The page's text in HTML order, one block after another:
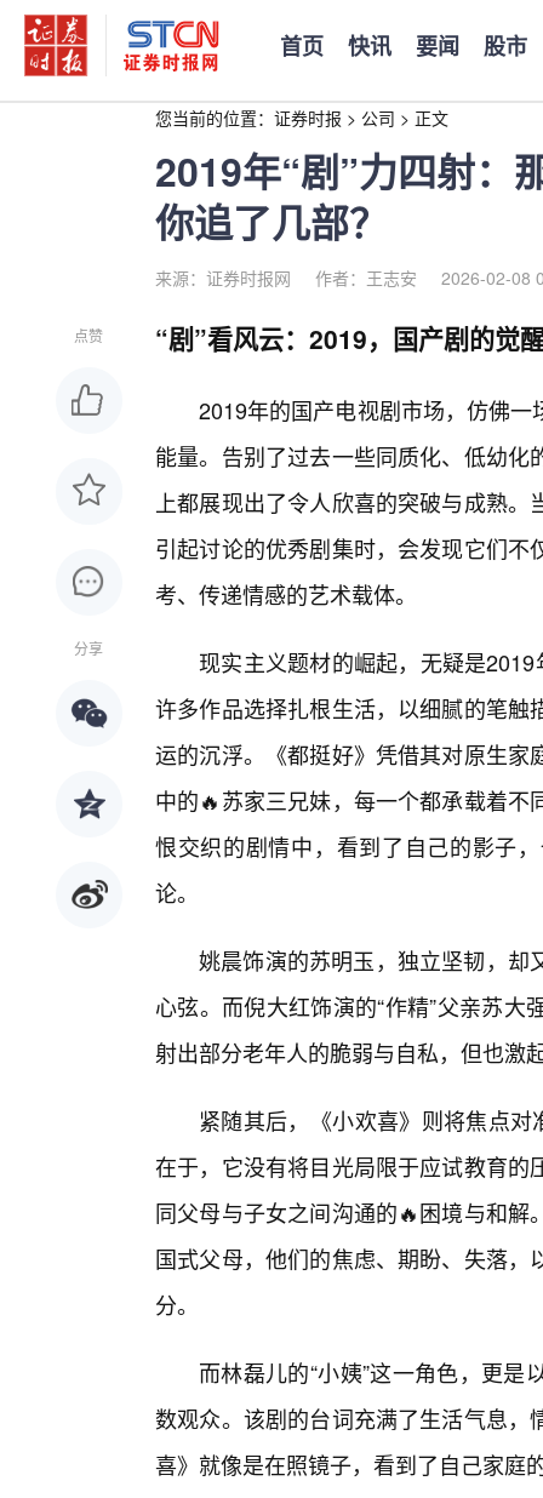
首页 快讯 要闻 股市
您当前的位置： 证券时报 > 公司 > 正文
2019年“剧”力四射：
你追了几部？
来源：证券时报网 作者：王志安 2026-02-08
点赞
分享
“剧”看风云：2019，国产剧的觉
2019年的国产电视剧市场，仿佛
能量。告别了过去一些同质化、低幼
上都展现出了令人欣喜的突破与成熟
引起讨论的优秀剧集时，会发现它们
考、传递情感的艺术载体。
现实主义题材的崛起，无疑是
许多作品选择扎根生活，以细腻的笔
运的沉浮。《都挺好》凭借其对原生
中的🔥苏家三兄妹，每一个都承载着
恨交织的剧情中，看到了自己的影子
论。
姚晨饰演的苏明玉，独立坚韧，却
心弦。而倪大红饰演的“作精”父亲苏
射出部分老年人的脆弱与自私，但也激
紧随其后，《小欢喜》则将焦点
在于，它没有将目光局限于应试教育
同父母与子女之间沟通的🔥困境与和
国式父母，他们的焦虑、期盼、失落
分。
而林磊儿的“小姨”这一角色，更
数观众。该剧的台词充满了生活气息
喜》就像是在照镜子，看到了自己家庭